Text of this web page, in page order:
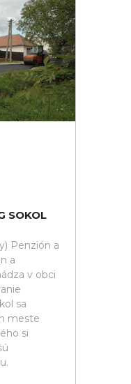
SOKOL
Penzión a
a
v obci
sa
meste
si